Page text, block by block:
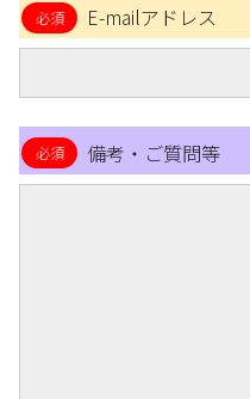
E-mailアドレス
備考・ご質問等